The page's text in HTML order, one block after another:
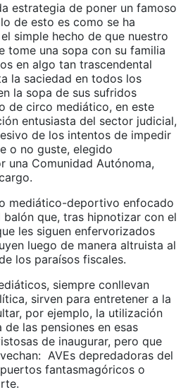
estrategia de poner un famoso
de esto es como se ha
simple hecho de que nuestro
tome una sopa con su familia
en algo tan trascendental
la saciedad en todos los
la sopa de sus sufridos
de circo mediático, en este
entusiasta del sector judicial,
de los intentos de impedir
o no guste, elegido
una Comunidad Autónoma,
mediático-deportivo enfocado
balón que, tras hipnotizar con el
les siguen enfervorizados
luego de manera altruista al
los paraísos fiscales.
siempre conllevan
sirven para entretener a la
por ejemplo, la utilización
las pensiones en esas
de inaugurar, pero que
AVEs depredadoras del
fantasmagóricos o